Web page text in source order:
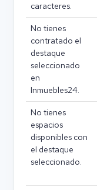
caracteres.
No tienes
contratado el
destaque
seleccionado
en
Inmuebles24.
No tienes
espacios
disponibles con
el destaque
seleccionado.